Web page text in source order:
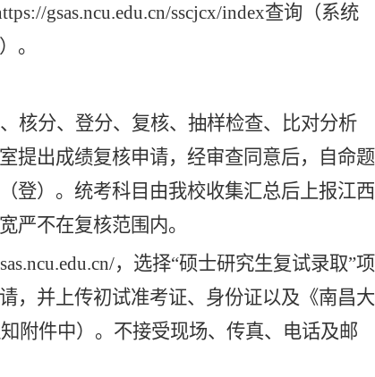
gsas.ncu.edu.cn/sscjcx/index查询（系统
。
核分、登分、复核、抽样检查、比对分析
提出成绩复核申请，经审查同意后，自命题
登）。统考科目由我校收集汇总后上报江西
严不在复核范围内。
，选择“硕士研究生复试录取”项
，并上传初试准考证、身份证以及《南昌大
附件中）。不接受现场、传真、电话及邮